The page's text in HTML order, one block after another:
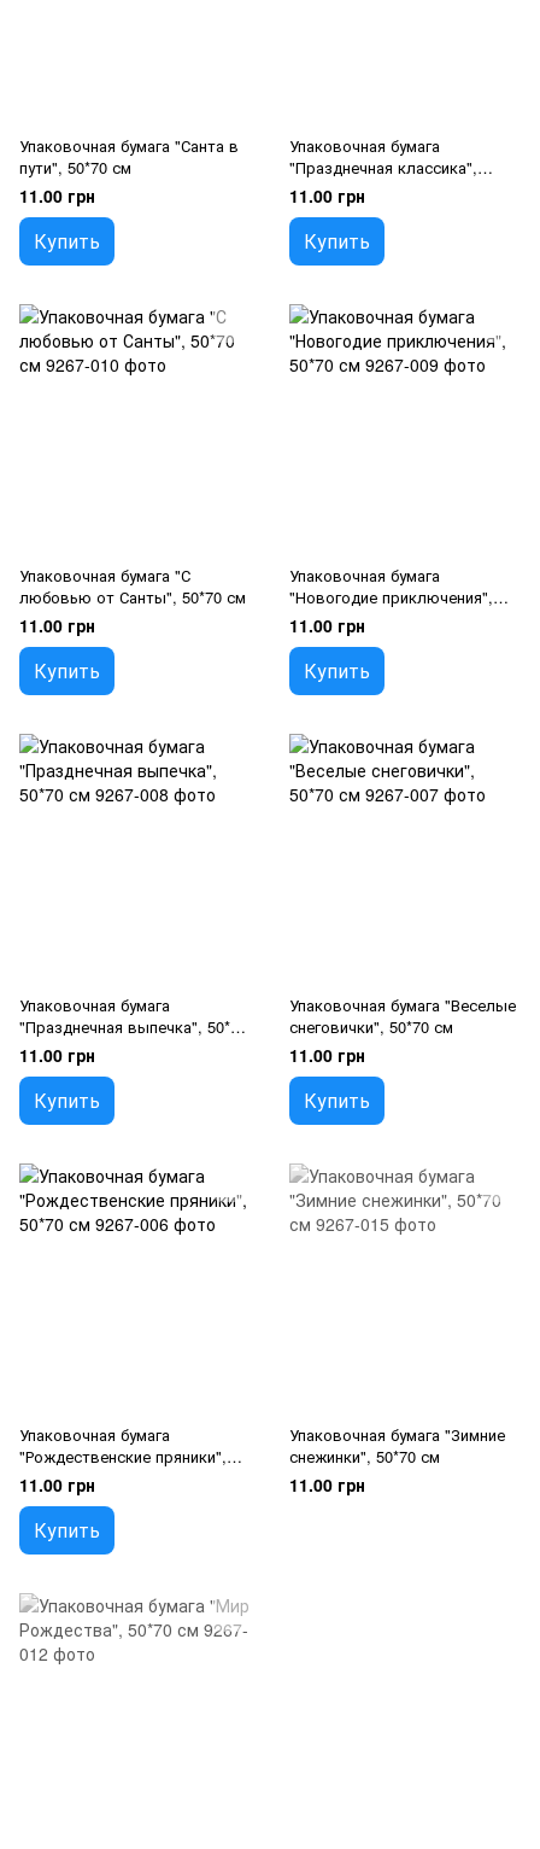
Упаковочная бумага "Санта в
пути", 50*70 см
11.00 грн
Купить
Упаковочная бумага
"Празднечная классика",
50*70 см
11.00 грн
Купить
Упаковочная бумага "С
любовью от Санты", 50*70 см
11.00 грн
Купить
Упаковочная бумага
"Новогодие приключения",
50*70 см
11.00 грн
Купить
Упаковочная бумага
"Празднечная выпечка", 50*70
см
11.00 грн
Купить
Упаковочная бумага "Веселые
снеговички", 50*70 см
11.00 грн
Купить
Упаковочная бумага
"Рождественские пряники",
50*70 см
11.00 грн
Купить
Упаковочная бумага "Зимние
снежинки", 50*70 см
11.00 грн